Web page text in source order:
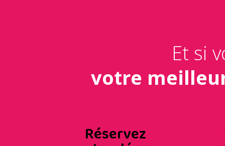
Et si
votre
Réservez